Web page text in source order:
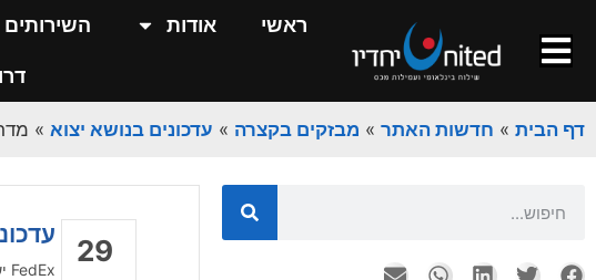
ראשי אודות השירותים
דף הבית » חדשות האתר » מבזקים בקצרה » עדכונים בנושא יצוא » Jul
במסגרת
29
FedEx ישראל חוזרת לפעילות מלאה FedEx ישראל מודיעה על חידוש מלא של שירותי הייבוא והייצוא, לאחר פתיחתו...